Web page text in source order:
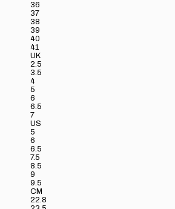
36
37
38
39
40
41
UK
2.5
3.5
4
5
6
6.5
7
US
5
6
6.5
7.5
8.5
9
9.5
CM
22.8